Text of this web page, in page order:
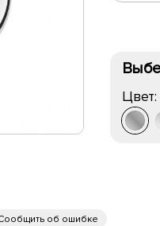
Цвет:
об ошибке